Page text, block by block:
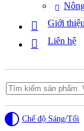
Giới thiệu
Liên hệ
Search
for...
Chế độ Sáng/Tối